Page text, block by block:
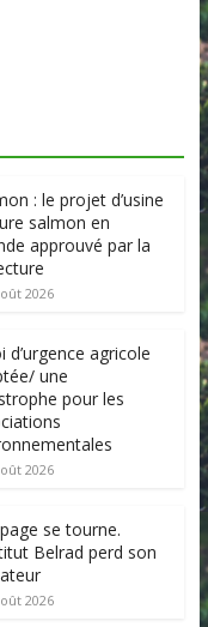
: le projet d’usine
salmon en
approuvé par la
2026
d’urgence agricole
une
pour les
2026
se tourne.
Belrad perd son
2026